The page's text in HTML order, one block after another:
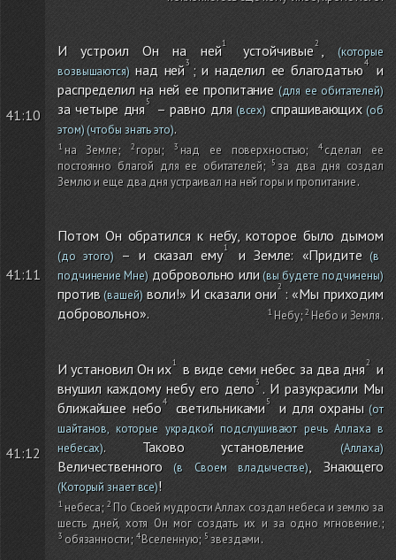
41:10
И устроил Он на ней устойчивые
(которые
возвышаются)над ней ; и наделил ее благодатью
и
распределил на ней ее пропитание (для ее обитателей)
за четыре дня – равно для(всех) спрашивающих (об
этом)(чтобы знать это).
на Земле; горы; над ее поверхностью;
сделал ее
постоянно благой для ее обитателей;
за два дня создал
Землю и еще два дня устраивал на ней горы и пропитание.
41:11
Потом Он обратился к небу, которое было дымом
(до этого) – и сказал ему и Земле: «Придите(в
подчинение Мне) добровольно или(вы будете подчинены)
против(вашей)воли!» И сказали они : «Мы приходим
добровольно».
Небу; Небо и Земля.
41:12
И установил Он их в виде семи небес за два дня
и
внушил каждому небу его дело . И разукрасили Мы
ближайшее небо
светильниками и для охраны(от
шайтанов, которые украдкой подслушивают речь Аллаха в
небесах). Таково установление (Аллаха)
Величественного(в Своем владычестве) , Знающего
(Который знает все)!
небеса; По Своей мудрости Аллах создал небеса и землю за
шесть дней, хотя Он мог создать их и за одно мгновение.;
обязанности; Вселенную; звездами.